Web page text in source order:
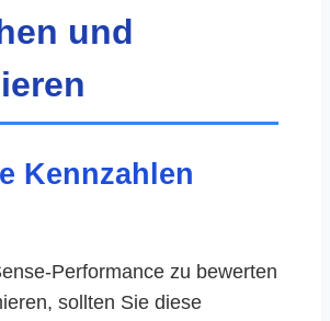
und
Kennzahlen
Performance zu bewerten
sollten Sie diese